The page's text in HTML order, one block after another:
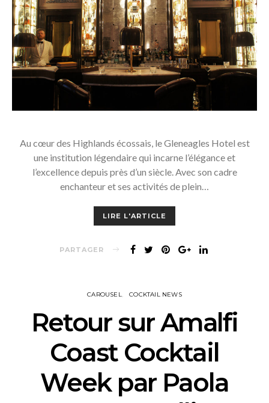
Au cœur des Highlands écossais, le Gleneagles Hotel est
une institution légendaire qui incarne l’élégance et
l’excellence depuis près d’un siècle. Avec son cadre
enchanteur et ses activités de plein…
LIRE L'ARTICLE
PARTAGER
CAROUSEL COCKTAIL NEWS
Retour sur Amalfi
Coast Cocktail
Week par Paola